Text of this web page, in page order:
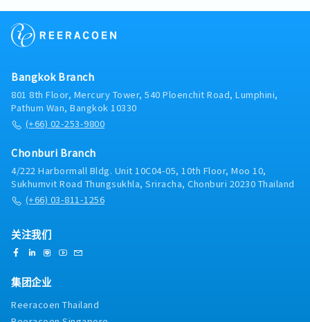
Bangkok Branch
801 8th Floor, Mercury Tower, 540 Ploenchit Road, Lumphini,
Pathum Wan, Bangkok 10330
(+66) 02-253-9800
Chonburi Branch
4/222 Harbormall Bldg. Unit 10C04-05, 10th Floor, Moo 10,
Sukhumvit Road Thungsukhla, Sriracha, Chonburi 20230 Thailand
(+66) 03-811-1256
关注我们
集团企业
Reeracoen Thailand